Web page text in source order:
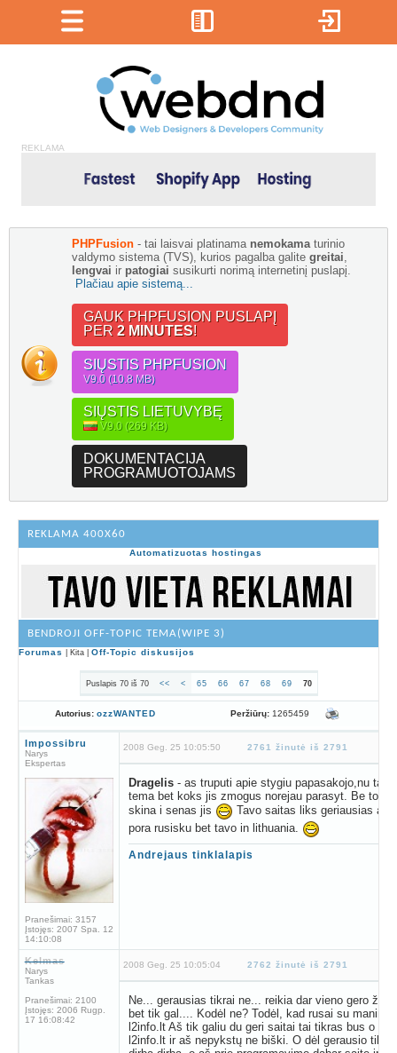
REKLAMA
PHPFusion - tai laisvai platinama nemokama turinio
valdymo sistema (TVS), kurios pagalba galite greitai
lengvai ir patogiai susikurti norimą internetinį puslapį.
Plačiau apie sistemą...
GAUK PHPFUSION PUSLAPĮ
PER 2 MINUTES!
SIŲSTIS PHPFUSION
V9.0 (10.8 MB)
SIŲSTIS LIETUVYBĘ
V9.0 (269 KB)
DOKUMENTACIJA
PROGRAMUOTOJAMS
REKLAMA 400X60
Automatizuotas hostingas
BENDROJI OFF-TOPIC TEMA(WIPE 3)
Forumas | Kita | Off-Topic diskusijos
Puslapis 70 iš 70 << < 65 66 67 68 69 70
Autorius: ozzWANTED Peržiūrų: 1265459
Impossibru
Narys
Ekspertas
Pranešimai: 3157
Įstojęs: 2007 Spa. 12
14:10:08
2008 Geg. 25 10:05:50 2761 žinutė iš 2791
Dragelis- as truputi apie stygiu papasakojo,nu ta
tema bet koks jis zmogus norejau parasyt. Be to
skina i senas jis
Tavo saitas liks geriausias
pora rusisku bet tavo in lithuania.
Andrejaus tinklalapis
Kelmas
Narys
Tankas
Pranešimai: 2100
Įstojęs: 2006 Rugp.
17 16:08:42
2008 Geg. 25 10:05:04 2762 žinutė iš 2791
Ne... gerausias tikrai ne... reikia dar vieno gero
bet tik gal.... Kodėl ne? Todėl, kad rusai su manim
l2info.lt Aš tik galiu du geri saitai tai tikras bus o
l2info.lt ir aš nepykstų ne biški. O dėl gerausio